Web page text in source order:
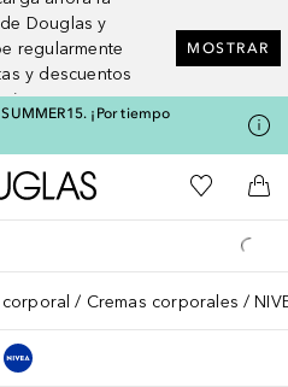
Douglas y
regularmente
y descuentos
MOSTRAR
¡Por tiempo
A Douglas HomeMi lista de
A
Cremas corporales